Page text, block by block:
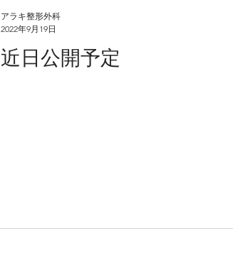
近日公開予定
アラキ整形外科
2022年9月19日